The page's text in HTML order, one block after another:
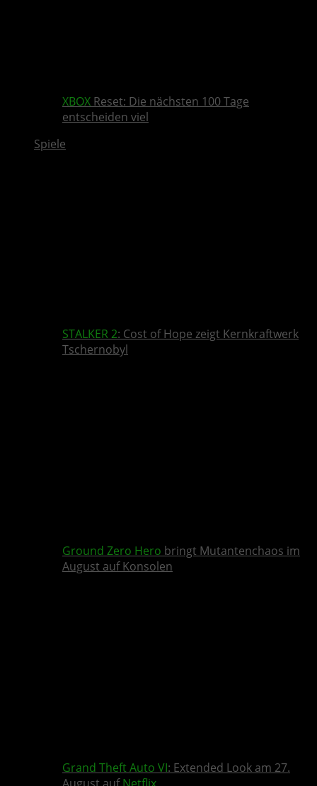
XBOX Reset: Die nächsten 100 Tage
entscheiden viel
Spiele
STALKER 2: Cost of Hope zeigt Kernkraftwerk
Tschernobyl
Ground Zero Hero bringt Mutantenchaos im
August auf Konsolen
Grand Theft Auto VI: Extended Look am 27.